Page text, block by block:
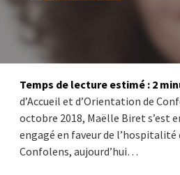
Temps de lecture estimé : 2
d’Accueil et d’Orientation de
octobre 2018, Maëlle Biret s’est
engagé en faveur de l’hospitalité
Confolens, aujourd’hui…